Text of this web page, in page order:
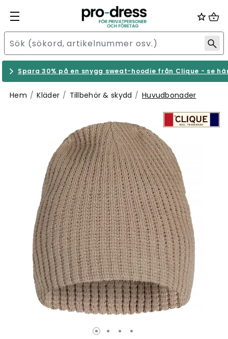
Spara 30% på en snygg sweat-hoodie från Clique - se
Hem Kläder Tillbehör & skydd Huvudbonader